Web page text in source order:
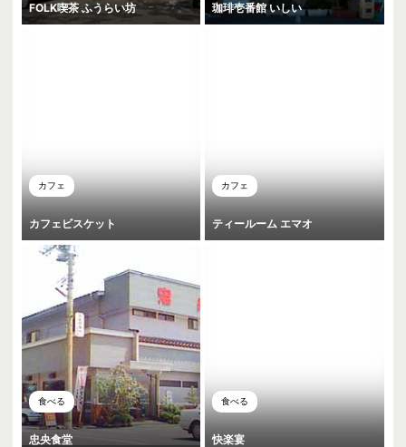
FOLK喫茶 ふうらい坊 珈琲壱番館 いしい
カフェ
カフェビスケット
カフェ
ティールーム エマオ
食べる
忠央食堂
食べる
快楽宴